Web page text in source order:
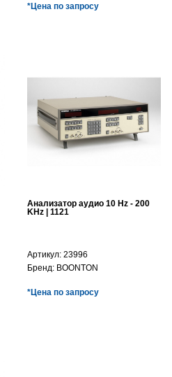
*Цена по запросу
Анализатор аудио 10 Hz - 200
KHz | 1121
Артикул: 23996
Бренд: BOONTON
*Цена по запросу